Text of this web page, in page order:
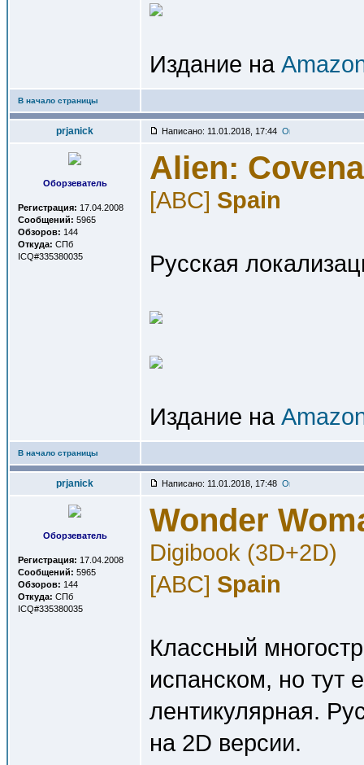
Издание на
В начало страницы
prjanick Написано: 11.01.2018, 17:44
Оборзеватель
Регистрация: 17.04.2008
Сообщений: 5965
Обзоров: 144
Откуда: СПб
ICQ#335380035
Alien:
[ABC] Spain
Русская
Издание на
В начало страницы
prjanick Написано: 11.01.2018, 17:48
Оборзеватель
Регистрация: 17.04.2008
Сообщений: 5965
Обзоров: 144
Откуда: СПб
ICQ#335380035
Wonder
Digibook (3D+2D)
[ABC] Spain
Классный
испанском, но тут
лентикулярная.
на 2D версии.